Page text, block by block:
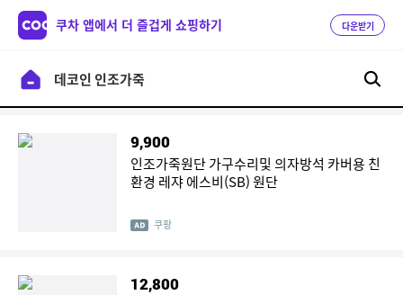
쿠차 앱에서 더 즐겁게 쇼핑하기 다운받기
9,900
인조가죽원단 가구수리및 의자방석 카버용 친
환경 레쟈 에스비(SB) 원단
쿠팡
12,800